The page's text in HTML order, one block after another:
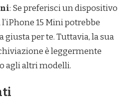
: Se preferisci un dispositivo
15 Mini potrebbe
giusta per te. Tuttavia, la sua
è leggermente
agli altri modelli.